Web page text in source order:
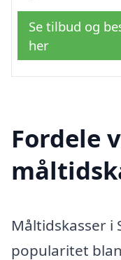
Se tilbud og
her
Fordele
Måltidskasser
popularitet